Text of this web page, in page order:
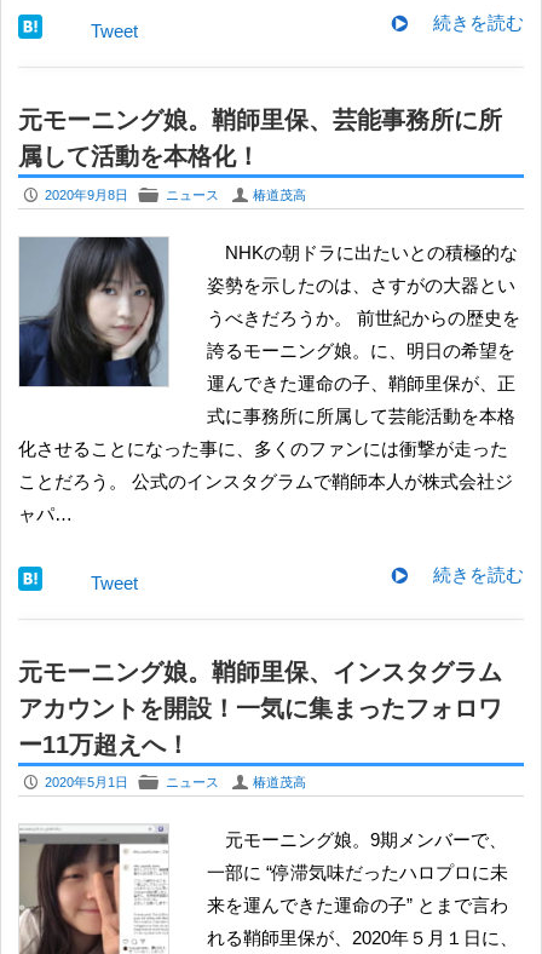
続きを読む
Tweet
元モーニング娘。鞘師里保、芸能事務所に所
属して活動を本格化！
P 2020年9月8日 F ニュース U 椿道茂高
NHKの朝ドラに出たいとの積極的な
姿勢を示したのは、さすがの大器とい
うべきだろうか。 前世紀からの歴史を
誇るモーニング娘。に、明日の希望を
運んできた運命の子、鞘師里保が、正
式に事務所に所属して芸能活動を本格
化させることになった事に、多くのファンには衝撃が走った
ことだろう。 公式のインスタグラムで鞘師本人が株式会社ジ
ャパ…
続きを読む
Tweet
元モーニング娘。鞘師里保、インスタグラム
アカウントを開設！一気に集まったフォロワ
ー11万超えへ！
P 2020年5月1日 F ニュース U 椿道茂高
元モーニング娘。9期メンバーで、
一部に “停滞気味だったハロプロに未
来を運んできた運命の子” とまで言わ
れる鞘師里保が、2020年５月１日に、